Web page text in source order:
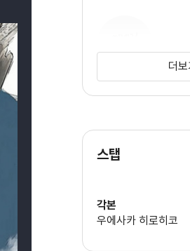
더보
스탭
각본
우에사카 히로히코